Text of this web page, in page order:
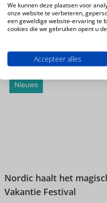
programma op 22
Nieuws
Nordic haalt het
Vakantie Festival
We kunnen deze plaatsen voor
onze website te verbeteren,
een geweldige website-ervaring te
cookies die we gebruiken opent u
Accepteer alles